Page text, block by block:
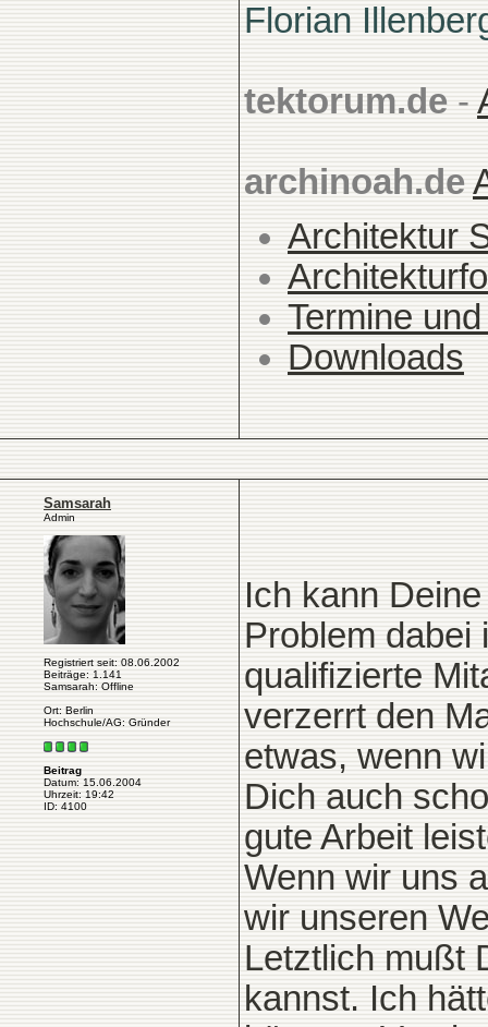
Florian
tektorum.de -
archinoah.de
Architektur
Termine
Downloads
Samsarah
Admin
Registriert seit: 08.06.2002
Beiträge: 1.141
Samsarah: Offline
Ort: Berlin
Hochschule/AG: Gründer
Beitrag
Datum: 15.06.2004
Uhrzeit: 19:42
ID: 4100
Ich kann
Problem dabei
qualifizierte
verzerrt den
etwas, wenn
Dich auch
gute Arbeit
Wenn wir uns
wir unseren
Letztlich mußt
kannst. Ich